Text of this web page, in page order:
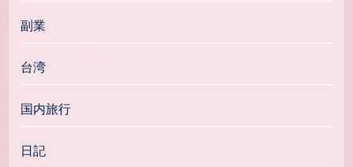
副業
台湾
国内旅行
日記